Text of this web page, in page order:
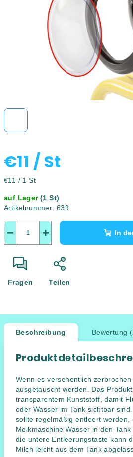
€11 / St
Verkaufspreis:
€11 / 1 St
auf Lager(1 St)
Artikelnummer: 639
+
− In
Fragen Teilen
Beschreibung Bewertung
Wenn es versehentlich
ausgetauscht werden. Das
transparentem Kunststoff, damit
oder Wasser im Tank sichtbar
sollte regelmäßig entleert werden,
Melkmaschine Wasser in den
die untere Entleerungstaste kann
Milch leicht aus dem Tank